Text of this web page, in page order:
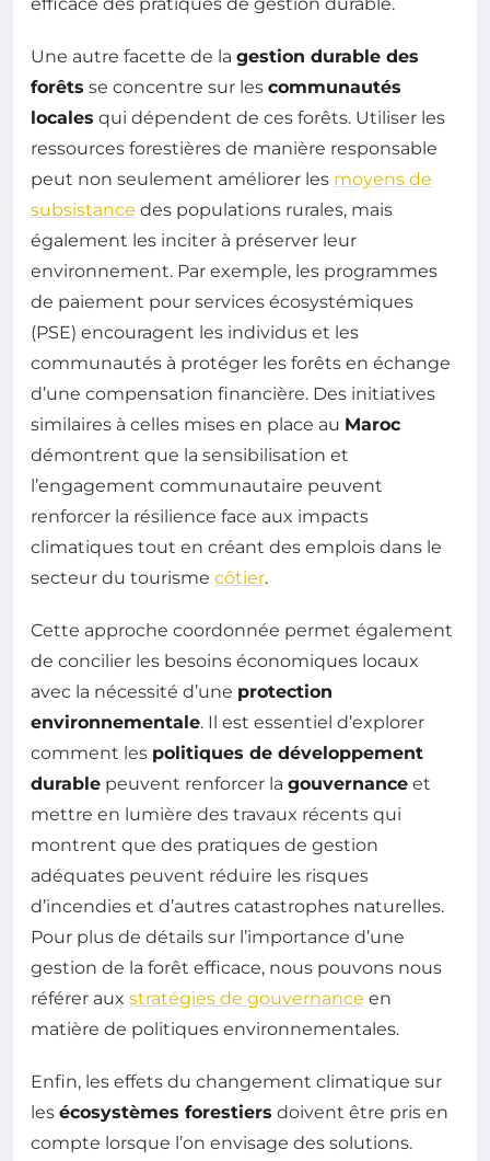
Une autre facette de la gestion durable des
forêts se concentre sur les communautés
locales qui dépendent de ces forêts. Utiliser les
ressources forestières de manière responsable
peut non seulement améliorer les moyens de
subsistance des populations rurales, mais
également les inciter à préserver leur
environnement. Par exemple, les programmes
de paiement pour services écosystémiques
(PSE) encouragent les individus et les
communautés à protéger les forêts en échange
d’une compensation financière. Des initiatives
similaires à celles mises en place au Maroc
démontrent que la sensibilisation et
l’engagement communautaire peuvent
renforcer la résilience face aux impacts
climatiques tout en créant des emplois dans le
secteur du tourisme côtier.
Cette approche coordonnée permet également
de concilier les besoins économiques locaux
avec la nécessité d’une protection
environnementale. Il est essentiel d’explorer
comment les politiques de développement
durable peuvent renforcer la gouvernance et
mettre en lumière des travaux récents qui
montrent que des pratiques de gestion
adéquates peuvent réduire les risques
d’incendies et d’autres catastrophes naturelles.
Pour plus de détails sur l’importance d’une
gestion de la forêt efficace, nous pouvons nous
référer aux stratégies de gouvernance en
matière de politiques environnementales.
Enfin, les effets du changement climatique sur
les écosystèmes forestiers doivent être pris en
compte lorsque l’on envisage des solutions.